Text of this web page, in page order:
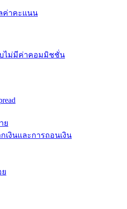
ค่าคะแนน
บไม่มีค่าคอมมิชชั่น
ย
เงินและการถอนเงิน